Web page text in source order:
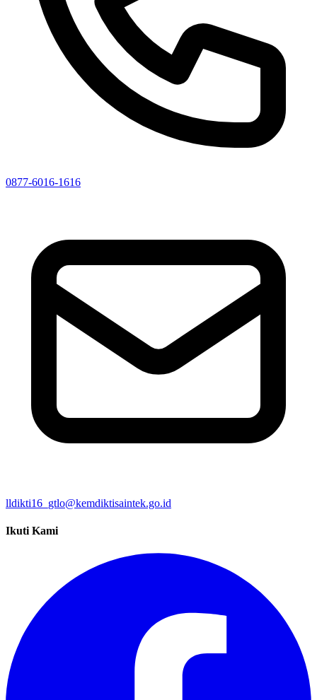
0877-6016-1616
lldikti16_gtlo@kemdiktisaintek.go.id
Ikuti Kami